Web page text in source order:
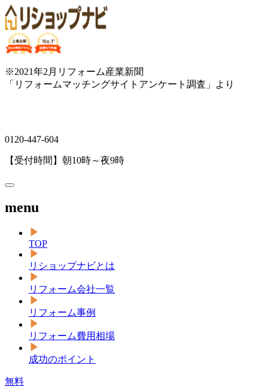
※2021年2月リフォーム産業新聞
「リフォームマッチングサイトアンケート調査」より
0120-447-604
【受付時間】朝10時～夜9時
menu
TOP
リショップナビとは
リフォーム会社一覧
リフォーム事例
リフォーム費用相場
成功のポイント
無料